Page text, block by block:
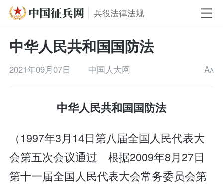
兵役法律法规
中华人民共和国国防法
2021年09月07日 中国人大网 AA
中华人民共和国国防法
（1997年3月14日第八届全国人民代表大
会第五次会议通过 根据2009年8月27日
第十一届全国人民代表大会常务委员会第